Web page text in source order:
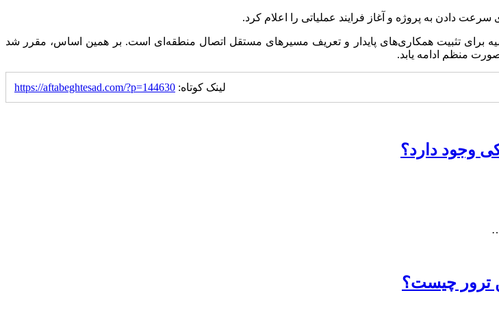
دادن به پروژه و آغاز فرایند عملیاتی را اعلام کرد.
برای تثبیت همکاری‌های پایدار و تعریف مسیرهای مستقل اتصال منطقه‌ای است. بر همین اساس، مقرر شد
منظم ادامه یابد.
لینک کوتاه: https://aftabeghtesad.com/?p=144630
وجود دارد؟
ترور چیست؟